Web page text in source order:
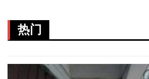
热门